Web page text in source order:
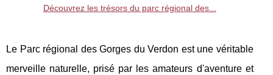
Découvrez les trésors du parc régional des...
Le Parc régional des Gorges du Verdon est une véritable
merveille naturelle, prisé par les amateurs d'aventure et